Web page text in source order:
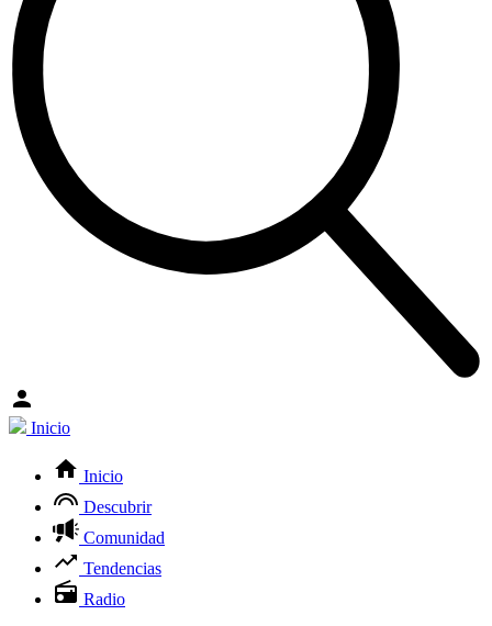
Inicio
Inicio
Descubrir
Comunidad
Tendencias
Radio